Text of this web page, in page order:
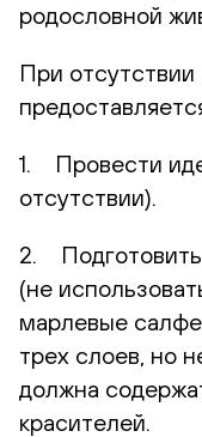
родословной
При
1. Провести
отсутствии).
2.
(не
марлевые
трех слоев, но
должна
красителей.